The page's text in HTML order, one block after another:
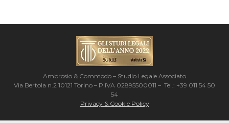
Ambrosio & Commodo – Studio Legale Associato
Via Bertola n.2 10121 Torino – P.IVA 02895500011 – Tel.: +39 011 54 50
54
Privacy & Cookie Policy